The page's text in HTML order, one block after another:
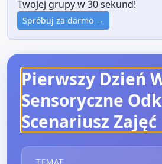
Twojej grupy w 30 sekund!
Spróbuj za darmo →
Pierwszy Dzień
Sensoryczne
Scenariusz Zajęć